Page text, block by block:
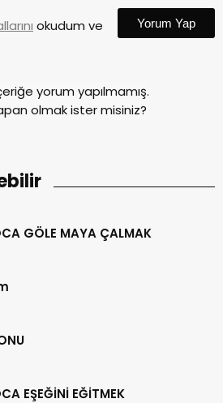
okudum ve
Yorum Yap
yorum yapılmamış.
olmak ister misiniz?
GÖLE MAYA ÇALMAK
EŞEĞİNİ EĞİTMEK